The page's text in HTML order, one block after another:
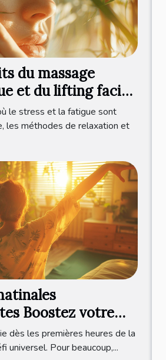
du massage
et du lifting facial
le stress et la fatigue sont
les méthodes de relaxation et
Boostez votre
le réveil
dès les premières heures de la
universel. Pour beaucoup,...